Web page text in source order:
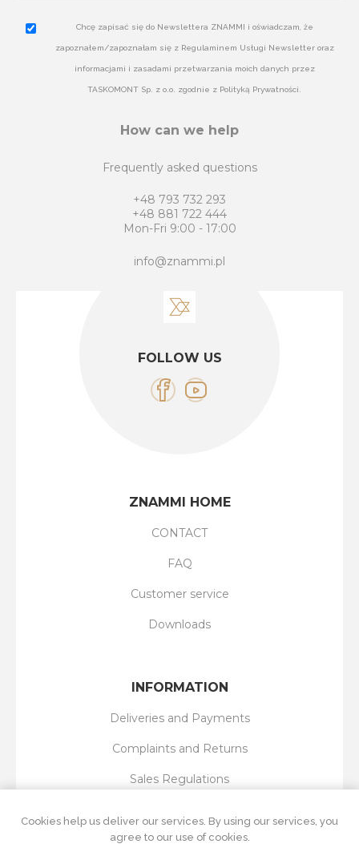
Chcę zapisać się do Newslettera ZNAMMI i oświadczam, że
zapoznałem/zapoznałam się z Regulaminem Usługi Newsletter oraz
informacjami i zasadami przetwarzania moich danych przez
TASKOMONT Sp. z o.o. zgodnie z Polityką Prywatności.
How can we help
Frequently asked questions
+48 793 732 293
+48 881 722 444
Mon-Fri 9:00 - 17:00
info@znammi.pl
FOLLOW US
ZNAMMI HOME
CONTACT
FAQ
Customer service
Downloads
INFORMATION
Deliveries and Payments
Complaints and Returns
Sales Regulations
Cookies help us deliver our services. By using our services, you
agree to our use of cookies.